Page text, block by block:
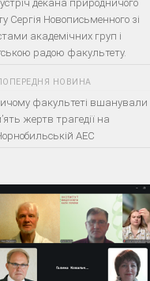
декана природничого
Сергія Новописьменного зі
академічних груп і
радою факультету.
НОВИНА
факультеті вшанували
жертв трагедії на
АЕС